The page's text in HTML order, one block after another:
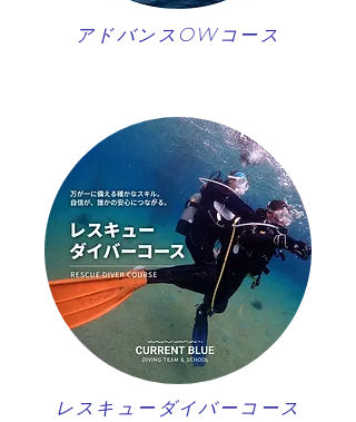
アドバンスOWコース
レスキューダイバーコース